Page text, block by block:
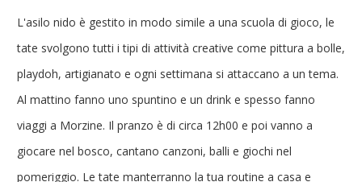
L'asilo nido è gestito in modo simile a una scuola di gioco, le
tate svolgono tutti i tipi di attività creative come pittura a bolle,
playdoh, artigianato e ogni settimana si attaccano a un tema.
Al mattino fanno uno spuntino e un drink e spesso fanno
viaggi a Morzine. Il pranzo è di circa 12h00 e poi vanno a
giocare nel bosco, cantano canzoni, balli e giochi nel
pomeriggio. Le tate manterranno la tua routine a casa e